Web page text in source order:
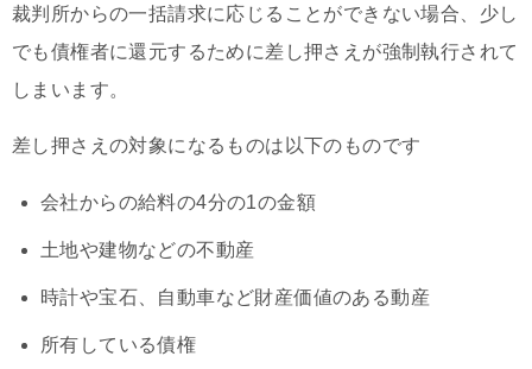
裁判所からの一括請求に応じることができない場合、少し
でも債権者に還元するために差し押さえが強制執行されて
しまいます。
差し押さえの対象になるものは以下のものです
会社からの給料の4分の1の金額
土地や建物などの不動産
時計や宝石、自動車など財産価値のある動産
所有している債権